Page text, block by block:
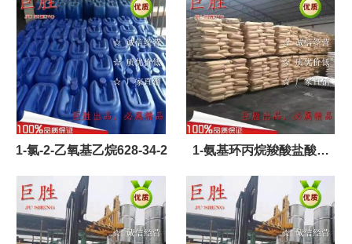
1-氯-2-乙氧基乙烷628-34-2 1-氨基环丙烷羧酸盐酸盐
68781-13-5